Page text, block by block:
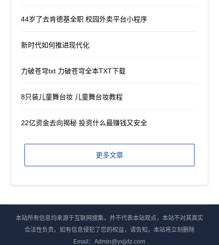
44岁了去肯德基全职 校园外卖平台小程序
新时代如何推进现代化
力破苍穹txt 力破苍穹全本TXT下载
8只装儿童舞台妆 儿童舞台妆教程
22亿资金去向揭秘 投资什么最赚钱又安全
更多文章
本站所有信息均来源于互联网搜集，并不代表本站观点，本站不对其真实
合法性负责。如有信息侵犯了您的权益，请告知，本站将立刻删除
Email：Admin@yxjjdz.com